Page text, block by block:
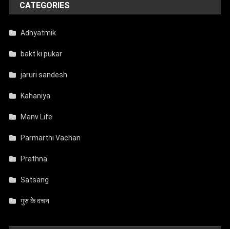
CATEGORIES
Adhyatmik
bakt ki pukar
jaruri sandesh
Kahaniya
Manv Life
Parmarthi Vachan
Prathna
Satsang
गुरु के वचन